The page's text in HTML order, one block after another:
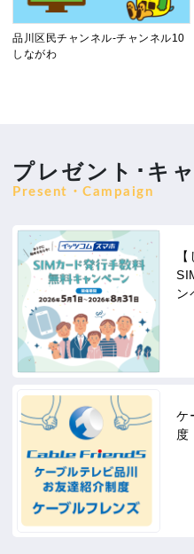
品川区民チャンネル-チャンネル10
しながわ
プレゼント･キ
Present・Campaign
ン
ケ
度